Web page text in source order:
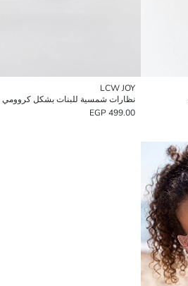
LCW JOY
نظارات شمسية للبنات بشكل كروومي
499.00 EGP